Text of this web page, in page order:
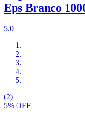
Eps Branco
5.0
(2)
5% OFF